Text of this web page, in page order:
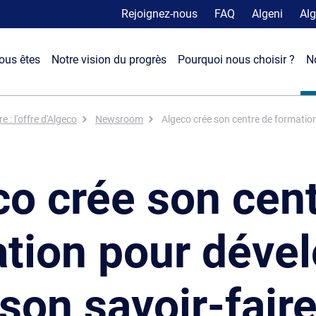
Rejoignez-nous FAQ Algeni
êtes Notre vision du progrès Pourquoi nous choisir ?
: l'offre d'Algeco Newsroom Algeco crée son centre de
crée son
pour